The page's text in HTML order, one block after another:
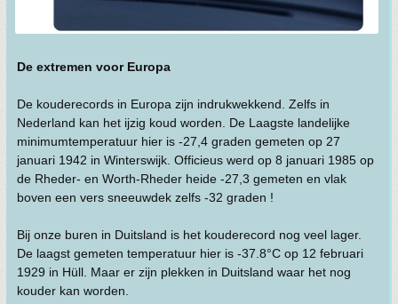
De extremen voor Europa
De kouderecords in Europa zijn indrukwekkend. Zelfs in
Nederland kan het ijzig koud worden. De Laagste landelijke
minimumtemperatuur hier is -27,4 graden gemeten op 27
januari 1942 in Winterswijk. Officieus werd op 8 januari 1985 op
de Rheder- en Worth-Rheder heide -27,3 gemeten en vlak
boven een vers sneeuwdek zelfs -32 graden !
Bij onze buren in Duitsland is het kouderecord nog veel lager.
De laagst gemeten temperatuur hier is -37.8°C op 12 februari
1929 in Hüll. Maar er zijn plekken in Duitsland waar het nog
kouder kan worden.